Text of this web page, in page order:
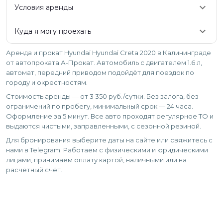
Условия аренды keyboard_arrow_down
Куда я могу проехать keyboard_arrow_down
Аренда и прокат Hyundai Hyundai Creta 2020 в Калининграде
от автопроката А-Прокат. Автомобиль с двигателем 1.6 л,
автомат, передний приводом подойдёт для поездок по
городу и окрестностям.
Стоимость аренды — от 3 350 руб./сутки. Без залога, без
ограничений по пробегу, минимальный срок — 24 часа.
Оформление за 5 минут. Все авто проходят регулярное ТО и
выдаются чистыми, заправленными, с сезонной резиной.
Для бронирования выберите даты на сайте или свяжитесь с
нами в Telegram. Работаем с физическими и юридическими
лицами, принимаем оплату картой, наличными или на
расчётный счёт.